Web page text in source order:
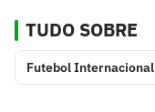
TUDO SOBRE
Futebol Internacional